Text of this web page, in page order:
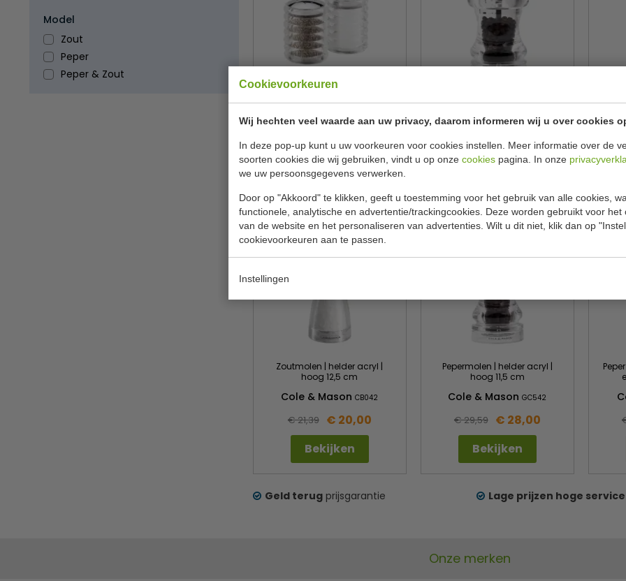
Cookievoorkeuren
Wij hechten veel waarde aan uw privacy, daarom informeren wij u over cookies
In deze pop-up kunt u uw voorkeuren voor cookies instellen. Meer informatie over de
soorten cookies die wij gebruiken, vindt u op onze cookies pagina. In onze
we uw persoonsgegevens verwerken.
Door op "Akkoord" te klikken, geeft u toestemming voor het gebruik van alle cookies,
functionele, analytische en advertentie/trackingcookies. Deze worden gebruikt voor het
van de website en het personaliseren van advertenties. Wilt u dit niet, klik dan op
cookievoorkeuren aan te passen.
Instellingen
Model
Zout
Peper
Peper & Zout
Zout en pepervaatjes | acryl |
€ 15,59 € 15,00
Pepermolen | kristalhelder acryl
€ 17,69 € 17,00
Zoutmolen | helder acryl |
hoog 12,5 cm
Cole & MasonCB042
€ 21,39 € 20,00
Bekijken
Pepermolen | helder acryl |
hoog 11,5 cm
Cole & MasonGC542
€ 29,59 € 28,00
Bekijken
Geld terugprijsgarantie Lage prijzen hoge service
Onze merken